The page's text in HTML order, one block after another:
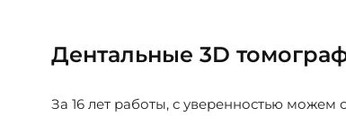
Дентальные 3D
За 16 лет работы, с уверенностью можем